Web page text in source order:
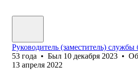
Руководитель (заместитель) службы
53 года • Был 10 декабря 2023 •
13 апреля 2022